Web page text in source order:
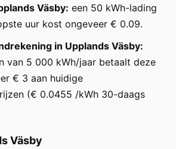
Väsby: een 50 kWh-lading
uur kost ongeveer € 0.09.
in Upplands Väsby:
van 5 000 kWh/jaar betaalt deze
€ 3 aan huidige
(€ 0.0455 /kWh 30-daags
Väsby